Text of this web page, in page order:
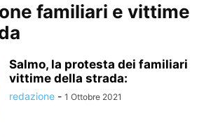
familiari e vittime
Salmo, la protesta dei familiari
vittime della strada:
redazione - 1 Ottobre 2021